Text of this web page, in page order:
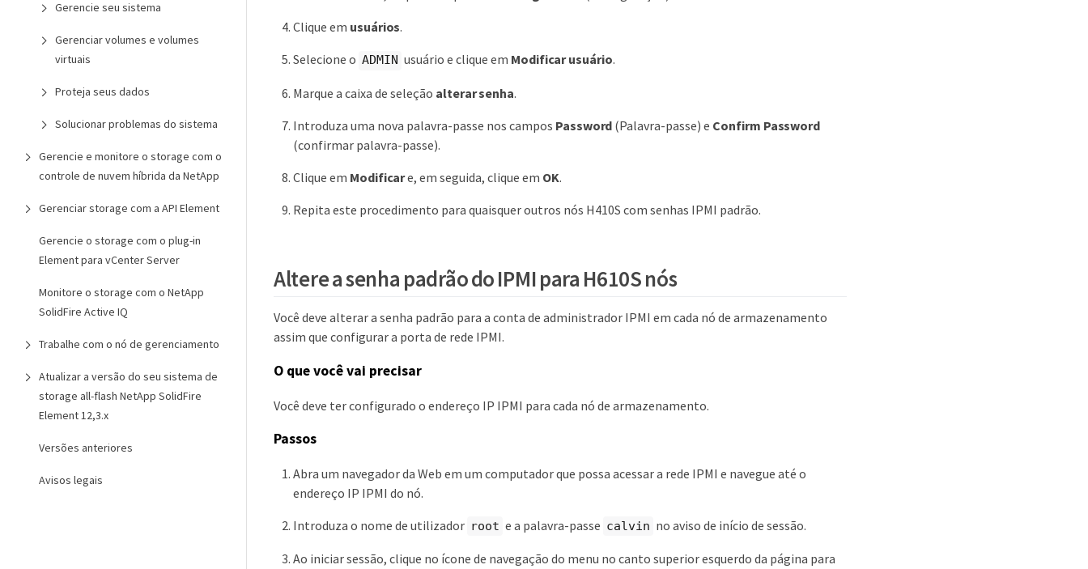
Gerencie seu sistema
Gerenciar volumes e volumes
virtuais
Proteja seus dados
Solucionar problemas do sistema
Gerencie e monitore o storage com o
controle de nuvem híbrida da NetApp
Gerenciar storage com a API Element
Gerencie o storage com o plug-in
Element para vCenter Server
Monitore o storage com o NetApp
SolidFire Active IQ
Trabalhe com o nó de gerenciamento
Atualizar a versão do seu sistema de
storage all-flash NetApp SolidFire
Element 12,3.x
Versões anteriores
Avisos legais
Clique em usuários.
Selecione o ADMIN usuário e clique em Modificar usuário.
Marque a caixa de seleção alterar senha.
Introduza uma nova palavra-passe nos campos Password (Palavra-passe) e Confirm Password
(confirmar palavra-passe).
Clique em Modificare, em seguida, clique em OK.
Repita este procedimento para quaisquer outros nós H410S com senhas IPMI padrão.
Altere a senha padrão do IPMI para H610S nós
Você deve alterar a senha padrão para a conta de administrador IPMI em cada nó de armazenamento
assim que configurar a porta de rede IPMI.
O que você vai precisar
Você deve ter configurado o endereço IP IPMI para cada nó de armazenamento.
Passos
Abra um navegador da Web em um computador que possa acessar a rede IPMI e navegue até o
endereço IP IPMI do nó.
Introduza o nome de utilizador root e a palavra-passe calvin no aviso de início de sessão.
Ao iniciar sessão, clique no ícone de navegação do menu no canto superior esquerdo da página para